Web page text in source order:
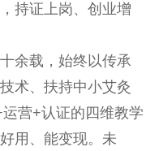
持证上岗、创业增
余载，始终以传承
术、扶持中小艾灸
营+认证的四维教学
用、能变现。未